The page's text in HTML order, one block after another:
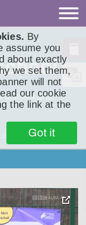
By
assume you
about exactly
we set them,
will not
our cookie
the link at the
Got it
and
in 2021.)
toggle
pop-
over